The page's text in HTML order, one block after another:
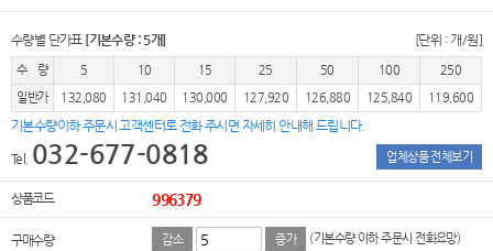
수량별 단가표 [기본수량 : 5개] [단위 : 개/원]
수 량 5 10 15 25 50 100
250
일반가
132,080 131,040 130,000 127,920 126,880 125,840 119,600
기본수량이하 주문시 고객센터로 전화 주시면 자세히 안내해 드립니다.
Tel. 032-677-0818 업체상품 전체보기
상품코드 996379
구매수량 감소 증가 (기본수량 이하 주문시 전화요망)